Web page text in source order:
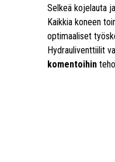
Selkeä kojelauta
Kaikkia koneen
optimaaliset
Hydrauliventtiilit
komentoihin